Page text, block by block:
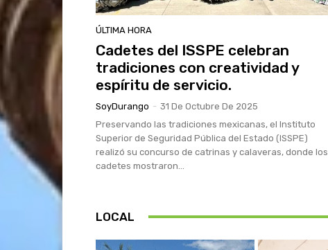
ÚLTIMA HORA
Cadetes del ISSPE celebran
tradiciones con creatividad y
espíritu de servicio.
SoyDurango - 31 De Octubre De 2025
Preservando las tradiciones mexicanas, el Instituto
Superior de Seguridad Pública del Estado (ISSPE)
realizó su concurso de catrinas y calaveras, donde los
cadetes mostraron...
LOCAL